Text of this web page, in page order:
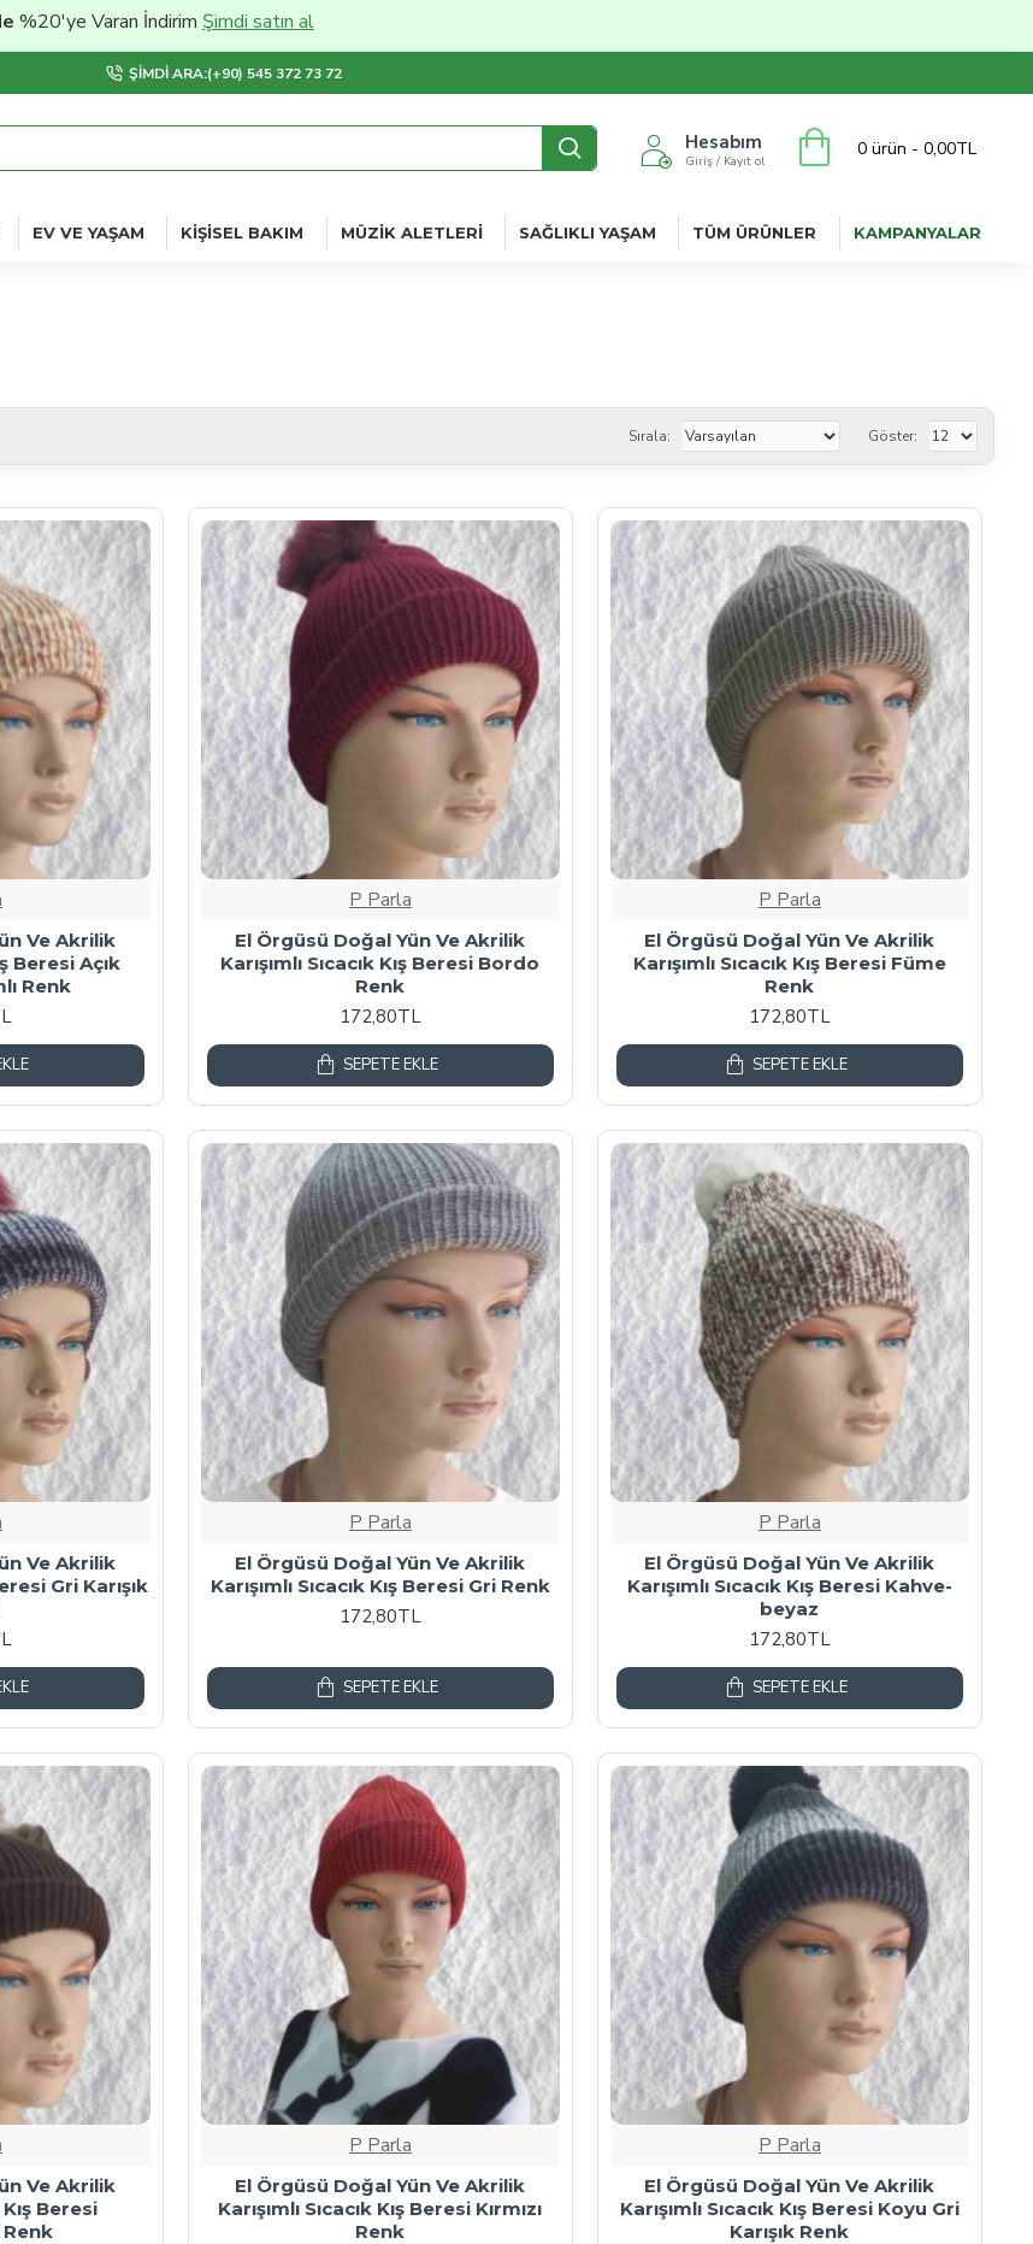
İndirimŞimdi satın al
ŞIMDI ARA:(+90) 545 372 73 72
Hesabım
Giriş / Kayıt ol
0 ürün - 0,00TL
EV VE YAŞAM KIŞISEL BAKIM MÜZIK ALETLERI SAĞLIKLI YAŞAM TÜM ÜRÜNLER KAMPANYALAR
Sırala: Göster:
Ve Akrilik
Beresi Açık
Renk
P Parla
El Örgüsü Doğal Yün Ve Akrilik
Karışımlı Sıcacık Kış Beresi Bordo
Renk
172,80TL
SEPETE EKLE
P Parla
El Örgüsü Doğal Yün Ve Akrilik
Karışımlı Sıcacık Kış Beresi Füme
Renk
172,80TL
SEPETE EKLE
Ve Akrilik
Gri Karışık
P Parla
El Örgüsü Doğal Yün Ve Akrilik
Karışımlı Sıcacık Kış Beresi Gri Renk
172,80TL
SEPETE EKLE
P Parla
El Örgüsü Doğal Yün Ve Akrilik
Karışımlı Sıcacık Kış Beresi Kahve-
beyaz
172,80TL
SEPETE EKLE
Ve Akrilik
Kış Beresi
P Parla
El Örgüsü Doğal Yün Ve Akrilik
Karışımlı Sıcacık Kış Beresi Kırmızı
Renk
P Parla
El Örgüsü Doğal Yün Ve Akrilik
Karışımlı Sıcacık Kış Beresi Koyu Gri
Karışık Renk